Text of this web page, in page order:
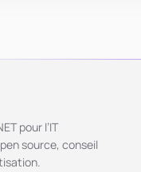
pour l’IT
source, conseil